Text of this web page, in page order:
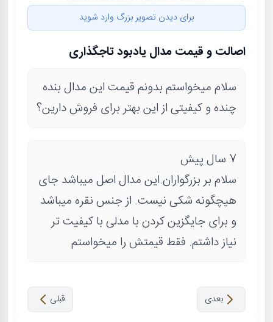
برای دیدن تصویر بزرگ وارد شوید
اصالت و قیمت مدال یادبود تاجگذاری
سلام میخواستم بدونم قیمت این مدال بنده
چنده و کیفیتی از این بهتر برای فروش دارین؟
7 سال پیش
سلام بر بزرگواران.این مدال اصل میباشد جای
هیچگونه شکی نیست. از جنس نقره میباشد
و برای جایگزین کردن با مدلی با کیفیت تر
نیاز داشتم. فقط قیمتش را میخواستم
قبلی بعدی